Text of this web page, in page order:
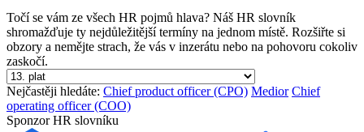
Točí se vám ze všech HR pojmů hlava? Náš HR slovník
shromažďuje ty nejdůležitější termíny na jednom místě. Rozšiřte si
obzory a nemějte strach, že vás v inzerátu nebo na pohovoru cokoliv
zaskočí.
Nejčastěji hledáte: Chief product officer (CPO) Medior Chief
operating officer (COO)
Sponzor HR slovníku